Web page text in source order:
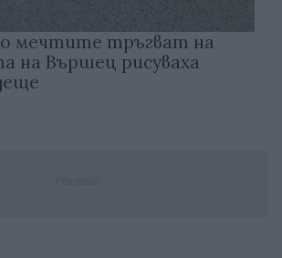
мечтите тръгват на
на Вършец рисуваха